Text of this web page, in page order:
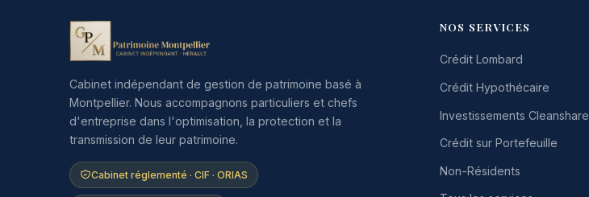
Cabinet indépendant de gestion de patrimoine basé à
Montpellier. Nous accompagnons particuliers et chefs
d'entreprise dans l'optimisation, la protection et la
transmission de leur patrimoine.
Cabinet réglementé · CIF · ORIAS
NOS SERVICES
Crédit Lombard
Crédit Hypothécaire
Investissements Cleanshare
Crédit sur Portefeuille
Non-Résidents